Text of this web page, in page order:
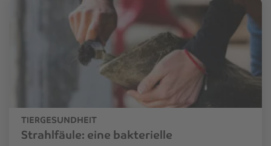
TIERGESUNDHEIT
Strahlfäule: eine bakterielle